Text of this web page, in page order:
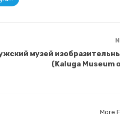
музей
(Kaluga Museum
More